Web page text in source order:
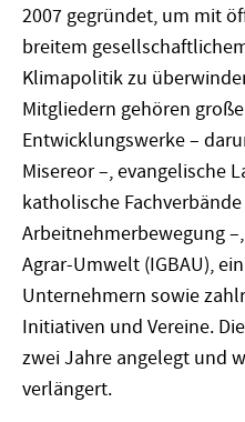
2007 gegründet, um mit
breitem
Klimapolitik zu
Mitgliedern gehören
Entwicklungswerke –
Misereor –, evangelische
katholische
Arbeitnehmerbewegung
Agrar-Umwelt (IGBAU),
Unternehmern sowie
Initiativen und Vereine.
zwei Jahre angelegt und
verlängert.